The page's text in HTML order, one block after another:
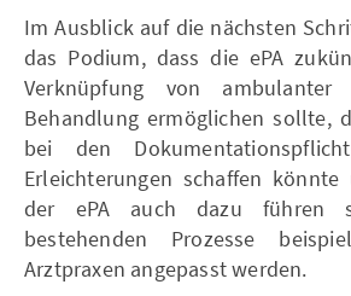
Im Ausblick auf die nächsten
das Podium, dass die ePA
Verknüpfung von
Behandlung ermöglichen sollte,
bei den
Erleichterungen schaffen
der ePA auch dazu führen
bestehenden Prozesse
Arztpraxen angepasst werden.